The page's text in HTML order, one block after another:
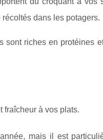
dans les potagers.
sont riches en protéines
fraîcheur à vos plats.
mais il est